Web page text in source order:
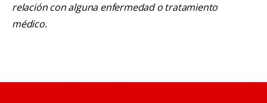
relación con alguna enfermedad o tratamiento
médico.